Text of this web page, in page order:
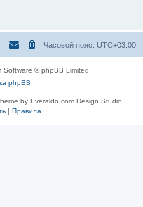
Часовой пояс: UTC+03:00
Software © phpBB Limited
phpBB
by Everaldo.com Design Studio
| Правила